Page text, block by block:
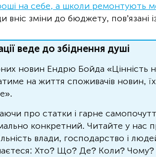
на себе, а школи ремонтують
вніс зміни до бюджету, пов’язані
веде до збіднення душі
новин Ендрю Бойда «Цінність
на життя споживачів новин,
про статки і гарне
конкретний. Читайте у нас
влади, господарство і
Хто? Що? Де? Коли?